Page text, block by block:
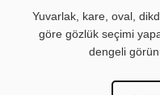
Yuvarlak, kare, oval,
göre gözlük seçimi
dengeli